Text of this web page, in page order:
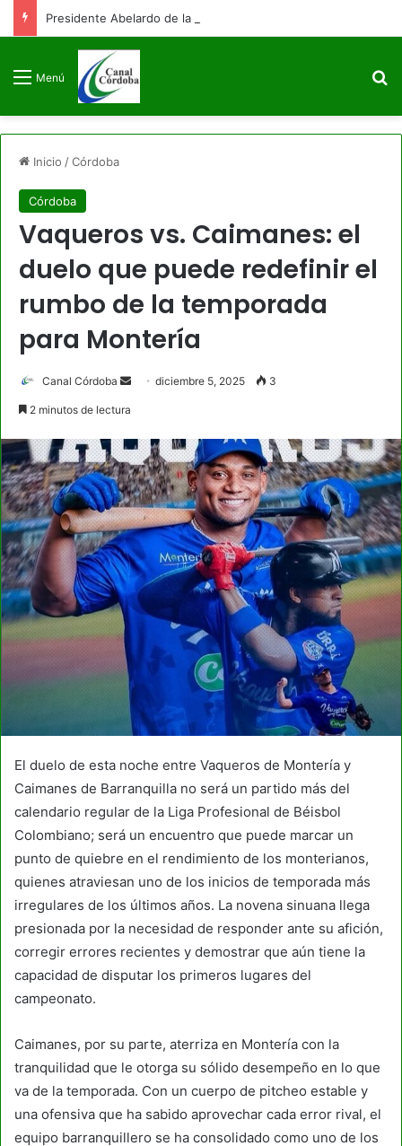
Menú
Inicio /Córdoba
Córdoba
Vaqueros vs. Caimanes: el
duelo que puede redefinir el
rumbo de la temporada
para Montería
Canal Córdoba
Senddiciembre 5, 2025 3
2 minutos de lectura
El duelo de esta noche entre Vaqueros de Montería y
Caimanes de Barranquilla no será un partido más del
calendario regular de la Liga Profesional de Béisbol
Colombiano; será un encuentro que puede marcar un
punto de quiebre en el rendimiento de los monterianos,
quienes atraviesan uno de los inicios de temporada más
irregulares de los últimos años. La novena sinuana llega
presionada por la necesidad de responder ante su afición,
corregir errores recientes y demostrar que aún tiene la
capacidad de disputar los primeros lugares del
campeonato.
Caimanes, por su parte, aterriza en Montería con la
tranquilidad que le otorga su sólido desempeño en lo que
va de la temporada. Con un cuerpo de pitcheo estable y
una ofensiva que ha sabido aprovechar cada error rival, el
equipo barranquillero se ha consolidado como uno de los